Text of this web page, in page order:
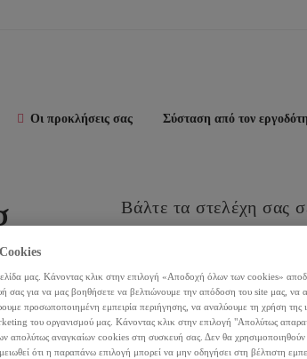
Οι προκλήσεις σας Σύσταση από τον
Βάλτε τα στελέχη σας
μας. Κάνοντας κλικ στην επιλογή «Αποδοχή όλων των cookies»
σας για να μας βοηθήσετε να βελτιώνουμε την απόδοση του site μας, να
προσωποποιημένη εμπειρία περιήγησης, να αναλύουμε τη χρήση της
του οργανισμού μας. Κάνοντας κλικ στην επιλογή "Απολύτως
απολύτως αναγκαίων cookies στη συσκευή σας. Δεν θα
ότι η παραπάνω επιλογή μπορεί να μην οδηγήσει στη βέλτιστη